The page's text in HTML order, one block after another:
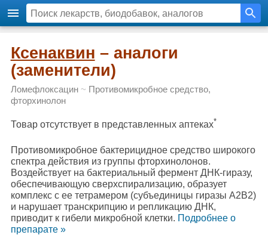
Ксенаквин – аналоги
(заменители)
Ломефлоксацин~ Противомикробное средство,
фторхинолон
Товар отсутствует в представленных аптеках*
Противомикробное бактерицидное средство широкого
спектра действия из группы фторхинолонов.
Воздействует на бактериальный фермент ДНК-гиразу,
обеспечивающую сверхспирализацию, образует
комплекс с ее тетрамером (субъединицы гиразы А2В2)
и нарушает транскрипцию и репликацию ДНК,
приводит к гибели микробной клетки. Подробнee о
препарате »